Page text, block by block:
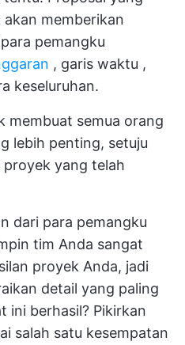
memberikan
pemangku
, garis waktu ,
keseluruhan.
membuat semua orang
lebih penting, setuju
yang telah
dari para pemangku
tim Anda sangat
proyek Anda, jadi
detail yang paling
ini berhasil? Pikirkan
salah satu kesempatan